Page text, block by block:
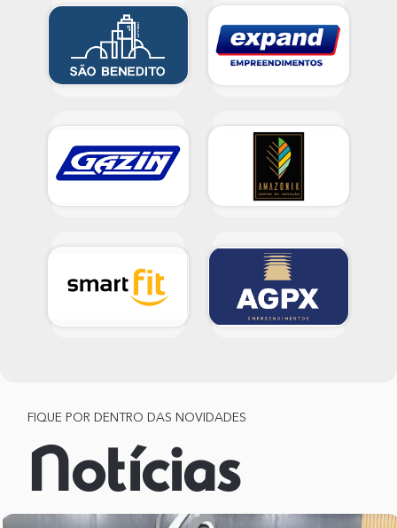
FIQUE POR DENTRO DAS NOVIDADES
Notícias